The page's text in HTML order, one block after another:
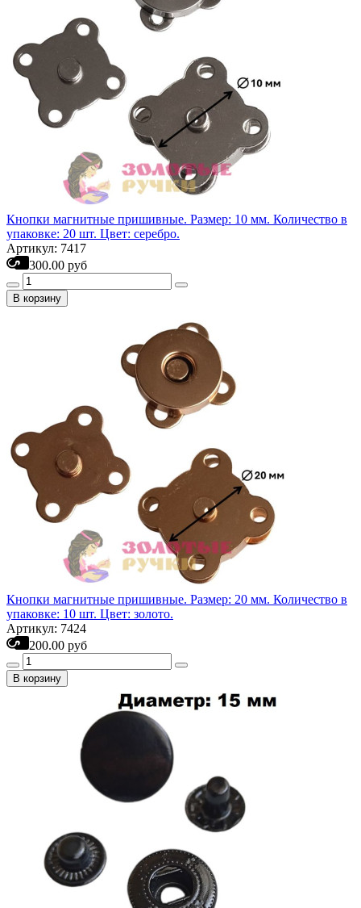
Кнопки магнитные пришивные. Размер: 10 мм. Количество в
упаковке: 20 шт. Цвет: серебро.
Артикул: 7417
300.00 руб
В корзину
Кнопки магнитные пришивные. Размер: 20 мм. Количество в
упаковке: 10 шт. Цвет: золото.
Артикул: 7424
200.00 руб
В корзину